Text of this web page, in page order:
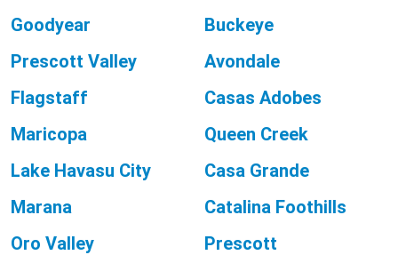
Goodyear
Buckeye
Prescott Valley
Avondale
Flagstaff
Casas Adobes
Maricopa
Queen Creek
Lake Havasu City
Casa Grande
Marana
Catalina Foothills
Oro Valley
Prescott